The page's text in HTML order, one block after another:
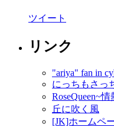
ツイート
リンク
"ariya" fan in
にっちもさっ
RoseQueen~
丘に吹く風
[JK]ホームペ